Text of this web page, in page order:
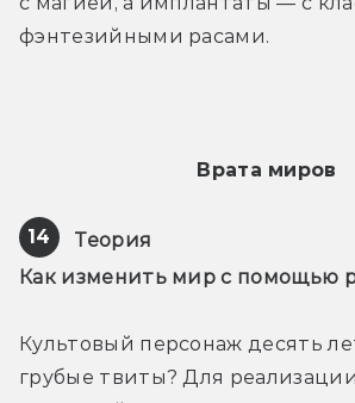
фэнтезийными расами.
Врата миров
14
Теория
Как изменить мир с помощью
Культовый персонаж десять
грубые твиты? Для